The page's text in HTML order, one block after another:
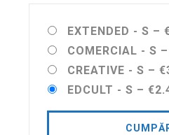
EXTENDED - S –
COMERCIAL - S –
CREATIVE - S –
EDCULT - S –